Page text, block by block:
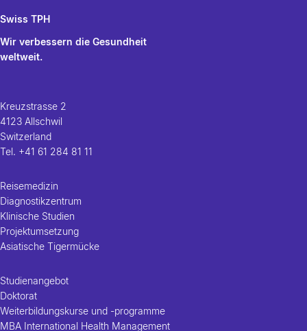
Swiss TPH
Wir verbessern die Gesundheit
weltweit.
Kreuzstrasse 2
4123 Allschwil
Switzerland
Tel. +41 61 284 81 11
Reisemedizin
Diagnostikzentrum
Klinische Studien
Projektumsetzung
Asiatische Tigermücke
Studienangebot
Doktorat
Weiterbildungskurse und -programme
MBA International Health Management